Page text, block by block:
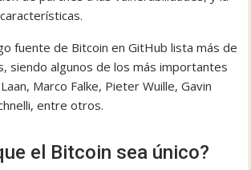
fuente de Bitcoin en GitHub lista más de
siendo algunos de los más importantes
Marco Falke, Pieter Wuille, Gavin
entre otros.
el Bitcoin sea único?